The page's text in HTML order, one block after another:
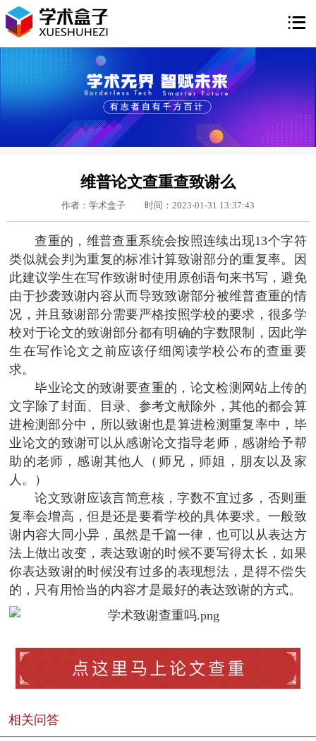

维普论文查重查致谢么
作者：学术盒子 时间：2023-01-31 13:37:43
查重的，维普查重系统会按照连续出现13个字符
类似就会判为重复的标准计算致谢部分的重复率。因
此建议学生在写作致谢时使用原创语句来书写，避免
由于抄袭致谢内容从而导致致谢部分被维普查重的情
况，并且致谢部分需要严格按照学校的要求，很多学
校对于论文的致谢部分都有明确的字数限制，因此学
生在写作论文之前应该仔细阅读学校公布的查重要
求。
毕业论文的致谢要查重的，论文检测网站上传的
文字除了封面、目录、参考文献除外，其他的都会算
进检测部分中，所以致谢也是算进检测重复率中，毕
业论文的致谢可以从感谢论文指导老师，感谢给予帮
助的老师，感谢其他人（师兄，师姐，朋友以及家
人。）
论文致谢应该言简意核，字数不宜过多，否则重
复率会增高，但是还是要看学校的具体要求。一般致
谢内容大同小异，虽然是千篇一律，也可以从表达方
法上做出改变，表达致谢的时候不要写得太长，如果
你表达致谢的时候没有过多的表现想法，是得不偿失
的，只有用恰当的内容才是最好的表达致谢的方式。
相关问答